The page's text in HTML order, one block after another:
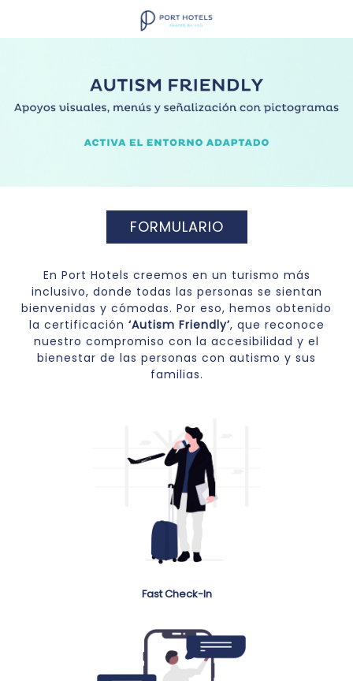
FORMULARIO
En Port Hotels creemos en un turismo más
inclusivo, donde todas las personas se sientan
bienvenidas y cómodas. Por eso, hemos obtenido
la certificación ‘Autism Friendly’, que reconoce
nuestro compromiso con la accesibilidad y el
bienestar de las personas con autismo y sus
familias.
Fast Check-In